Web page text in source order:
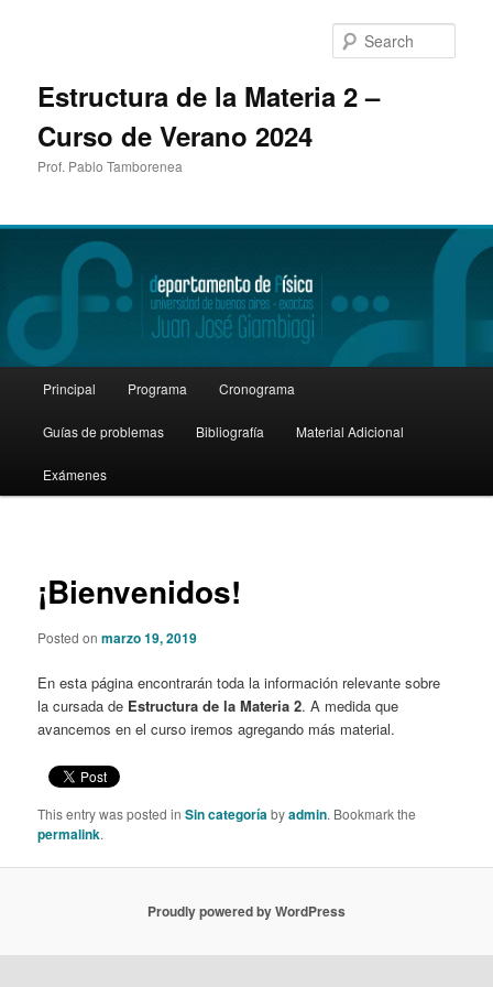
Estructura de la Materia 2 –
Curso de Verano 2024
Prof. Pablo Tamborenea
Skip
to
primary
Principal Programa Cronograma
Guías de problemas Bibliografía Material Adicional
Exámenes
¡Bienvenidos!
Posted onmarzo 19, 2019
En esta página encontrarán toda la información relevante sobre
la cursada de Estructura de la Materia 2. A medida que
avancemos en el curso iremos agregando más material.
This entry was posted inSin categoríabyadmin. Bookmark the
permalink.
Proudly powered by WordPress